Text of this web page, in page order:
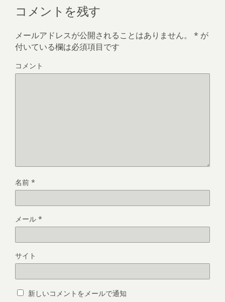
コメントを残す
メールアドレスが公開されることはありません。 * が
付いている欄は必須項目です
コメント
名前 *
メール *
サイト
新しいコメントをメールで通知